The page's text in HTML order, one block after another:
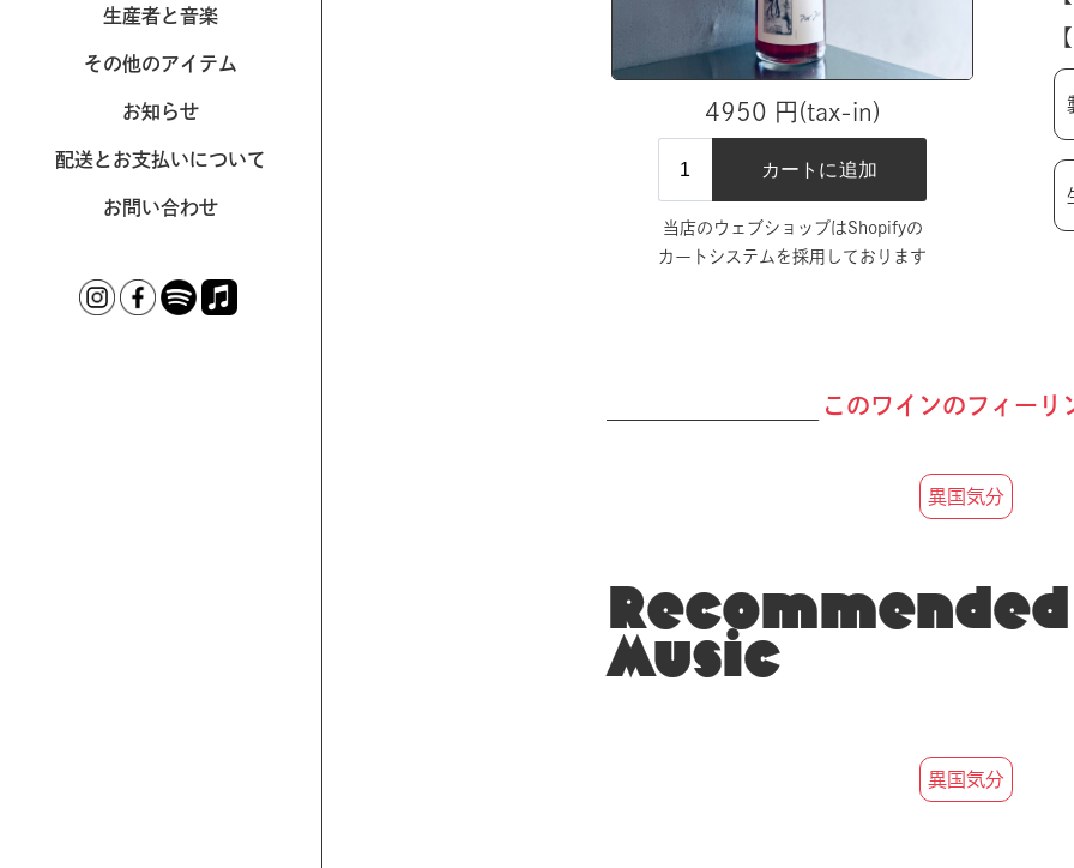
生産者と音楽
その他のアイテム
お知らせ
配送とお支払いについて
お問い合わせ
4950 円(tax-in)
当店のウェブショップはShopifyの
カートシステムを採用しております
このワインのフィーリ
異国気分
Recommended
Music
異国気分